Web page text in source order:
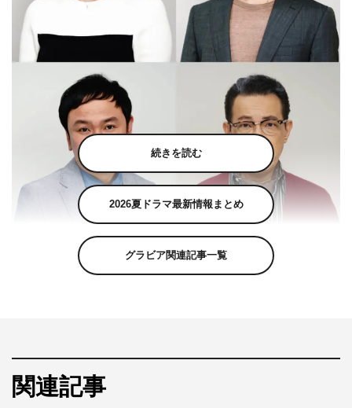
『霊媒探偵・城塚翡翠』上段左から）筧美和子、入江甚儀 下段左か
第2話（10月23日放送）に、筧美和子、入江甚儀、我が
家・谷田部俊、阪田マサノブがゲスト出演することが決定
した。
続きを読む
2026夏ドラマ最新情報まとめ
グラビア関連記事一覧
関連記事